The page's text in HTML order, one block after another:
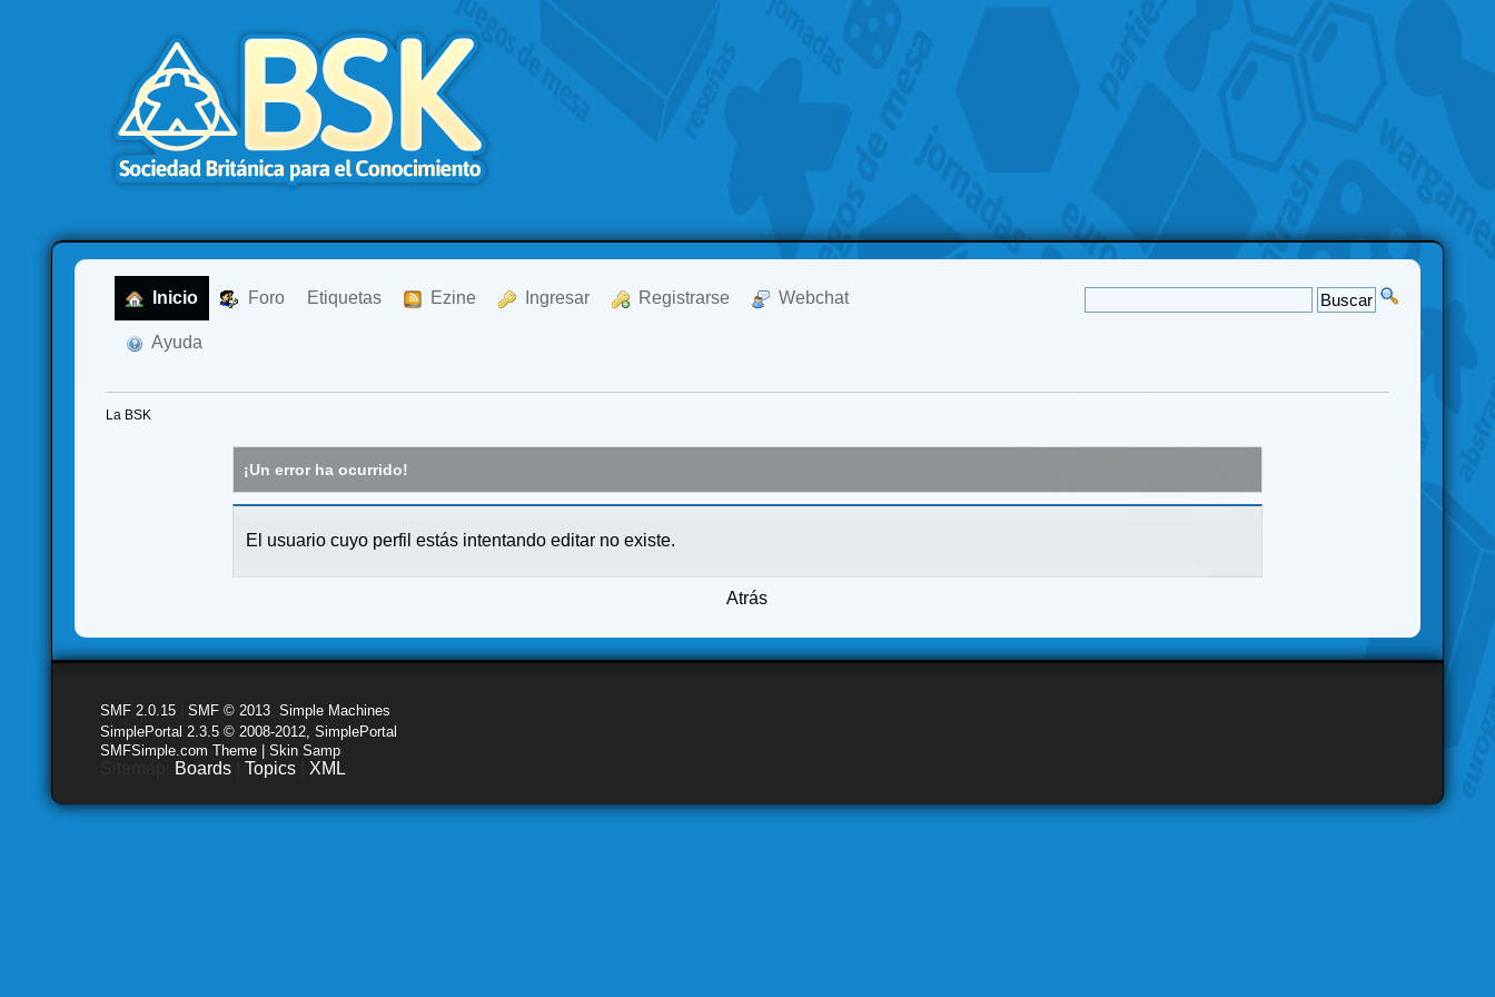
Inicio Foro Etiquetas Ezine Ingresar Registrarse Webchat
Ayuda
La BSK
¡Un error ha ocurrido!
El usuario cuyo perfil estás intentando editar no existe.
Atrás
SMF 2.0.15 |SMF © 2013 ,Simple Machines
SimplePortal 2.3.5 © 2008-2012, SimplePortal
SMFSimple.com Theme | Skin Samp
Boards |Topics XML